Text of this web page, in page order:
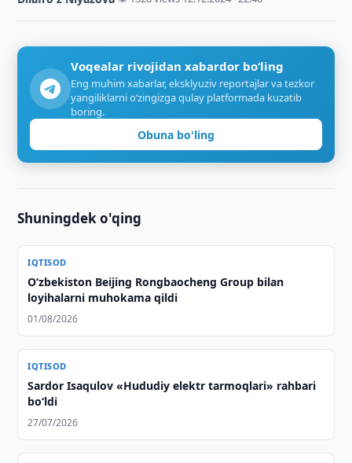
Voqealar rivojidan xabardor bo‘ling
Eng muhim xabarlar, eksklyuziv reportajlar va tezkor
yangiliklarni o‘zingizga qulay platformada kuzatib
boring.
Obuna bo'ling
Shuningdek o'qing
IQTISOD
Oʻzbekiston Beijing Rongbaocheng Group bilan
loyihalarni muhokama qildi
01/08/2026
IQTISOD
Sardor Isaqulov «Hududiy elektr tarmoqlari» rahbari
bo‘ldi
27/07/2026